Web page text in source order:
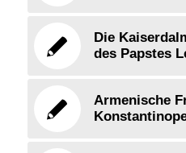
Die
des Papstes
Armenische